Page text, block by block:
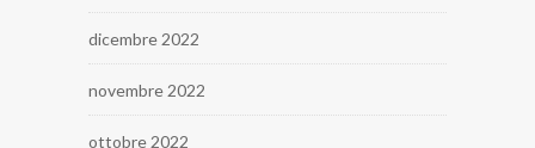
dicembre 2022
novembre 2022
ottobre 2022